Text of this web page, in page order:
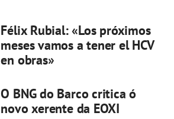
Félix Rubial: «Los próximos
meses vamos a tener el HCV
en obras»
O BNG do Barco critica ó
novo xerente da EOXI